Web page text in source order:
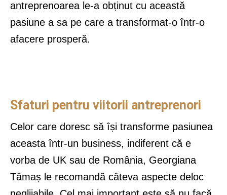
antreprenoarea le-a obținut cu această
pasiune a sa pe care a transformat-o într-o
afacere prosperă.
Sfaturi pentru viitorii antreprenori
Celor care doresc să își transforme pasiunea
aceasta într-un business, indiferent că e
vorba de UK sau de România, Georgiana
Tămaș le recomandă câteva aspecte deloc